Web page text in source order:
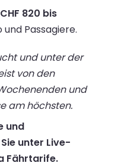
CHF 820 bis
und Passagiere.
und unter der
von den
und
am höchsten.
und
unter Live-
Fährtarife.